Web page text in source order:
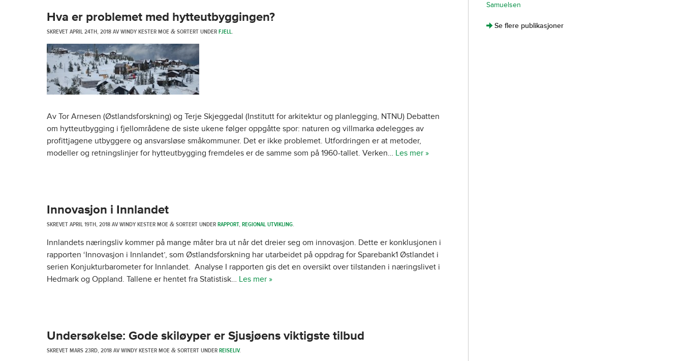
Hva er problemet med hytteutbyggingen?
SKREVETAPRIL 24TH, 2018AVWINDY KESTER MOE & SORTERT UNDERFJELL.
Av Tor Arnesen (Østlandsforskning) og Terje Skjeggedal (Institutt for arkitektur og planlegging, NTNU) Debatten
om hytteutbygging i fjellområdene de siste ukene følger oppgåtte spor: naturen og villmarka ødelegges av
profittjagene utbyggere og ansvarsløse småkommuner. Det er ikke problemet. Utfordringen er at metoder,
modeller og retningslinjer for hytteutbygging fremdeles er de samme som på 1960-tallet. Verken… Les mer »
Innovasjon i Innlandet
SKREVETAPRIL 19TH, 2018AVWINDY KESTER MOE & SORTERT UNDERRAPPORT,REGIONAL UTVIKLING.
Innlandets næringsliv kommer på mange måter bra ut når det dreier seg om innovasjon. Dette er konklusjonen i
rapporten ‘Innovasjon i Innlandet’, som Østlandsforskning har utarbeidet på oppdrag for Sparebank1 Østlandet i
serien Konjukturbarometer for Innlandet. Analyse I rapporten gis det en oversikt over tilstanden i næringslivet i
Hedmark og Oppland. Tallene er hentet fra Statistisk… Les mer »
Undersøkelse: Gode skiløyper er Sjusjøens viktigste tilbud
SKREVETMARS 23RD, 2018AVWINDY KESTER MOE & SORTERT UNDERREISELIV.
Samuelsen
]Se flere publikasjoner